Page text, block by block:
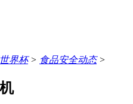
界杯> 食品安全动态>